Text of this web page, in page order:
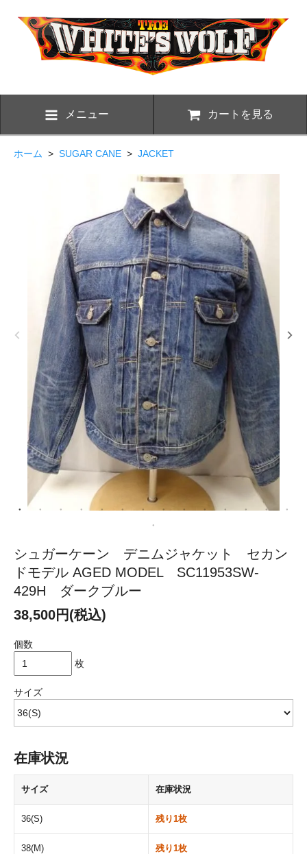
メニュー カートを見る
ホーム > SUGAR CANE > JACKET
シュガーケーン デニムジャケット セカン
ドモデル AGED MODEL SC11953SW-
429H ダークブルー
38,500円(税込)
個数
枚
サイズ
在庫状況
サイズ 在庫状況
36(S) 残り1枚
38(M) 残り1枚